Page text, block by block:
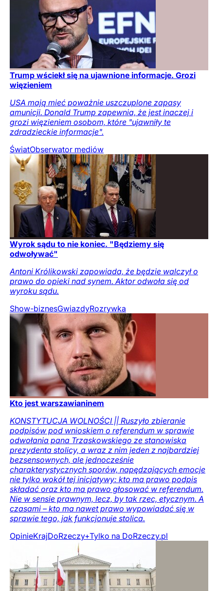
Trump wściekł się na ujawnione informacje. Grozi
więzieniem
USA mają mieć poważnie uszczuplone zapasy
amunicji. Donald Trump zapewnia, że jest inaczej i
grozi więzieniem osobom, które "ujawniły te
zdradzieckie informacje".
ŚwiatObserwator mediów
Wyrok sądu to nie koniec. "Będziemy się
odwoływać"
Antoni Królikowski zapowiada, że będzie walczył o
prawo do opieki nad synem. Aktor odwoła się od
wyroku sądu.
Show-biznesGwiazdyRozrywka
Kto jest warszawianinem
KONSTYTUCJA WOLNOŚCI || Ruszyło zbieranie
podpisów pod wnioskiem o referendum w sprawie
odwołania pana Trzaskowskiego ze stanowiska
prezydenta stolicy, a wraz z nim jeden z najbardziej
bezsensownych, ale jednocześnie
charakterystycznych sporów, napędzających emocje
nie tylko wokół tej inicjatywy: kto ma prawo podpis
składać oraz kto ma prawo głosować w referendum.
Nie w sensie prawnym, lecz, by tak rzec, etycznym. A
czasami – kto ma nawet prawo wypowiadać się w
sprawie tego, jak funkcjonuje stolica.
OpinieKrajDoRzeczy+Tylko na DoRzeczy.pl